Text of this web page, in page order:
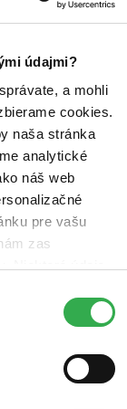
údajmi?
a mohli
cookies.
naša stránka
analytické
náš web
pre vašu
zas
Ďakujeme!